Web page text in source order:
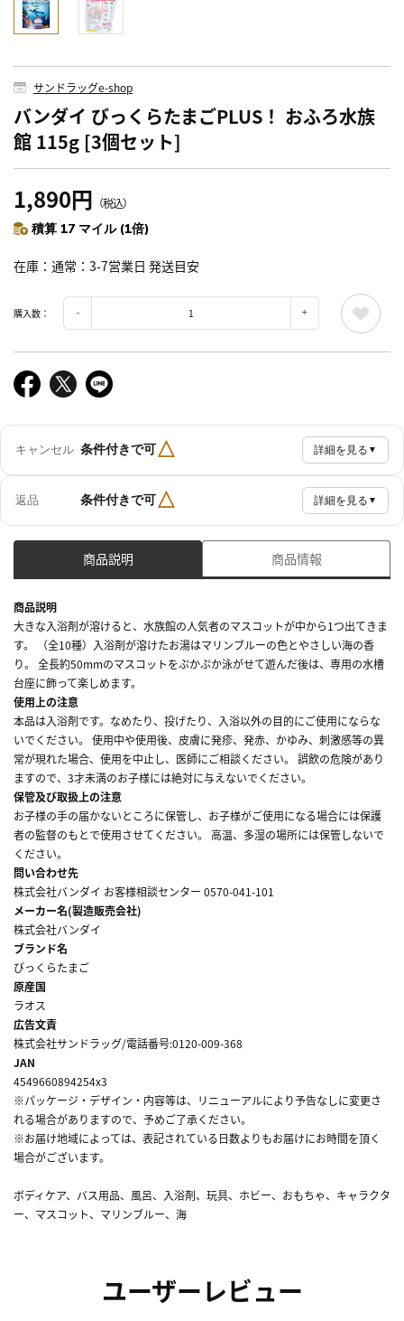
サンドラッグe-shop
バンダイ びっくらたまごPLUS！ おふろ水族
館 115g [3個セット]
1,890円 （税込）
積算 17 マイル (1倍)
在庫 通常：3-7営業日 発送目安
購入数：
キャンセル 条件付きで可△ 詳細を見る ▼
返品 条件付きで可△ 詳細を見る ▼
商品説明 商品情報
商品説明
大きな入浴剤が溶けると、水族館の人気者のマスコットが中から1つ出てきま
す。 （全10種）入浴剤が溶けたお湯はマリンブルーの色とやさしい海の香
り。 全長約50mmのマスコットをぷかぷか泳がせて遊んだ後は、専用の水槽
台座に飾って楽しめます。
使用上の注意
本品は入浴剤です。なめたり、投げたり、入浴以外の目的にご使用にならな
いでください。 使用中や使用後、皮膚に発疹、発赤、かゆみ、刺激感等の異
常が現れた場合、使用を中止し、医師にご相談ください。 誤飲の危険があり
ますので、3才未満のお子様には絶対に与えないでください。
保管及び取扱上の注意
お子様の手の届かないところに保管し、お子様がご使用になる場合には保護
者の監督のもとで使用させてください。 高温、多湿の場所には保管しないで
ください。
問い合わせ先
株式会社バンダイ お客様相談センター 0570-041-101
メーカー名(製造販売会社)
株式会社バンダイ
ブランド名
びっくらたまご
原産国
ラオス
広告文責
株式会社サンドラッグ/電話番号:0120-009-368
JAN
4549660894254x3
※パッケージ・デザイン・内容等は、リニューアルにより予告なしに変更さ
れる場合がありますので、予めご了承ください。
※お届け地域によっては、表記されている日数よりもお届けにお時間を頂く
場合がございます。
ボディケア、バス用品、風呂、入浴剤、玩具、ホビー、おもちゃ、キャラクタ
ー、マスコット、マリンブルー、海
ユーザーレビュー